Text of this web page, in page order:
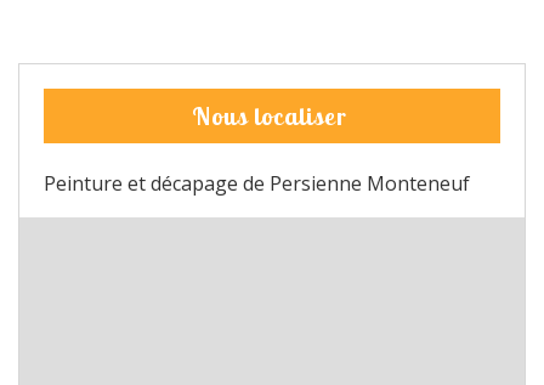
Nous localiser
Peinture et décapage de Persienne Monteneuf